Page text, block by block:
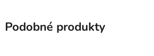
Podobné produkty